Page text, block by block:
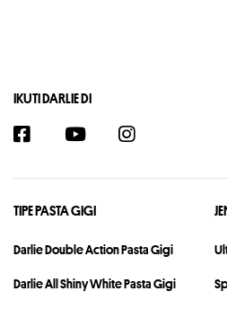
IKUTI DARLIE DI
TIPE PASTA GIGI
Darlie Double Action Pasta Gigi
Darlie All Shiny White Pasta Gigi